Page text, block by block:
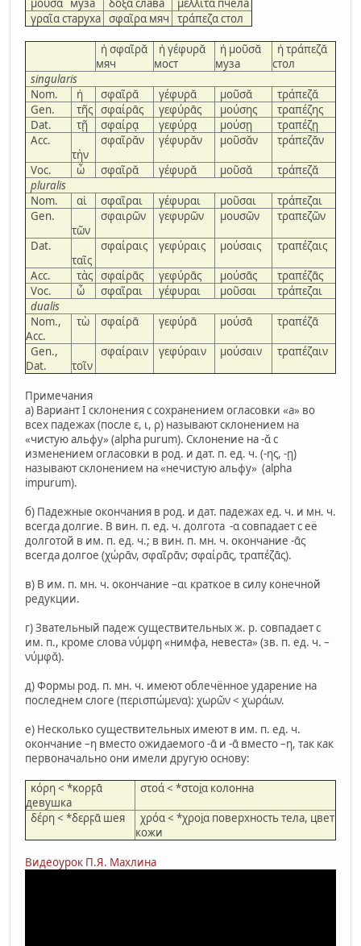
μοῦσα муза δόξα слава
μέλλιτα пчела
γραῖα старуха σφαῖρα мяч τράπεζα стол
ἡ σφαῖρᾰ
мяч
ἡ γέφυρᾰ
мост
ἡ μοῦσᾰ
муза
ἡ τράπεζᾰ
стол
singularis
Nom.
ἡ σφαῖρᾰ γέφυρᾰ μοῦσᾰ
τράπεζᾰ
Gen.
τῆς σφαίρᾱς γεφύρᾱς μούσης
τραπέζης
Dat.
τῇ σφαίρᾳ γεφύρᾳ μούσῃ
τραπέζῃ
Acc.
τὴν
σφαῖρᾰν γέφυρᾰν μοῦσᾰν τράπεζᾰν
Voc. ὦ σφαῖρᾰ γέφυρᾰ μοῦσᾰ
τράπεζᾰ
pluralis
Nom.
αἱ σφαῖραι γέφυραι μοῦσαι
τράπεζαι
Gen.
τῶν
σφαιρῶν γεφυρῶν μουσῶν τραπεζῶν
Dat.
ταῖς
σφαίραις γεφύραις μούσαις τραπέζαις
Acc. τὰς σφαίρᾱς γεφύρᾱς μούσᾱς
τραπέζᾱς
Voc.
ὦ σφαῖραι γέφυραι μοῦσαι
τράπεζαι
dualis
Nom.,
Acc.
τὼ σφαίρᾱ γεφύρᾱ μούσᾱ τραπέζᾱ
Gen.,
Dat.
τοῖν
σφαίραιν γεφύραιν μούσαιν τραπέζαιν
Примечания
а) Вариант I склонения с сохранением огласовки «а» во
всех падежах (после ε, ι, ρ) называют склонением на
«чистую альфу» (alpha purum). Склонение на -ᾰ с
изменением огласовки в род. и дат. п. ед. ч. (-ης, -ῃ)
называют склонением на «нечистую альфу» (alpha
impurum).
б) Падежные окончания в род. и дат. падежах ед. ч. и мн. ч.
всегда долгие. В вин. п. ед. ч. долгота -α совпадает с её
долготой в им. п. ед. ч.; в вин. п. мн. ч. окончание -ᾱς
всегда долгое (χώρᾱν, σφαῖρᾱν; σφαίρᾱς, τραπέζᾱς).
в) В им. п. мн. ч. окончание –αι краткое в силу конечной
редукции.
г) Звательный падеж существительных ж. р. совпадает с
им. п., кроме слова νύμφη «нимфа, невеста» (зв. п. ед. ч. –
νύμφᾰ).
д) Формы род. п. мн. ч. имеют облечённое ударение на
последнем слоге (περισπώμενα): χωρῶν < χωράων.
е) Несколько существительных имеют в им. п. ед. ч.
окончание –η вместо ожидаемого -ᾱ и -ᾱ вместо –η, так как
первоначально они имели другую основу:
κόρη < *κορϝᾱ
девушка
στοά < *στοi̯α колонна
δέρη < *δερϝᾱ шея
χρόα < *χροi̯α поверхность тела, цвет
кожи
Видеоурок П.Я. Махлина